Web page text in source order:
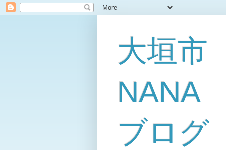
大垣市
NANA
ブログ